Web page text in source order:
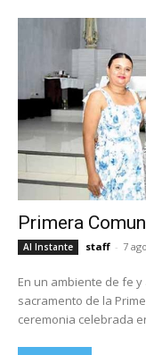
Primera
Al Instante staff - 7
En un ambiente de fe y
sacramento de la
ceremonia celebrada